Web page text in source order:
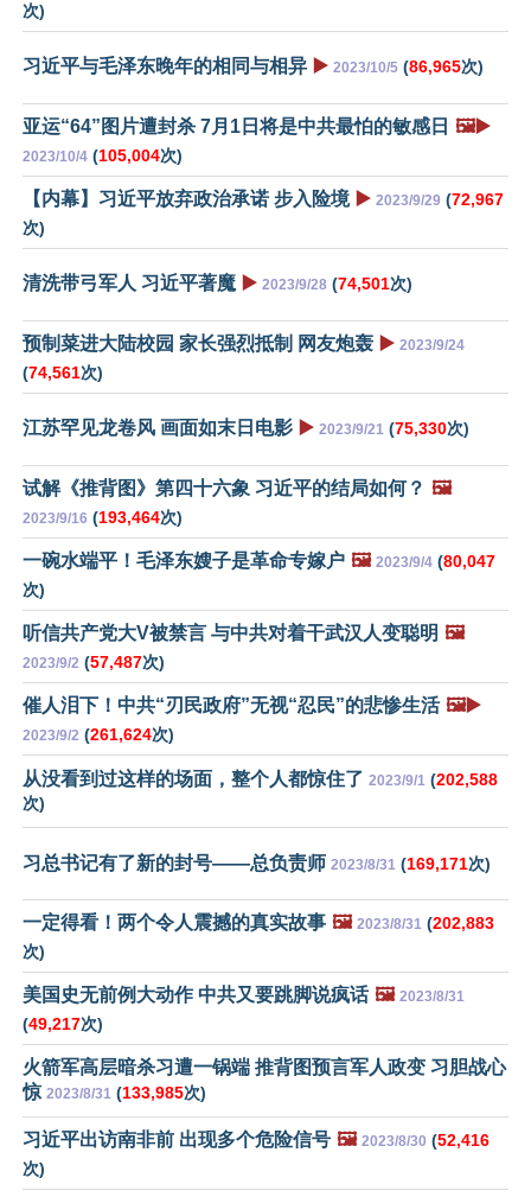
次)
习近平与毛泽东晚年的相同与相异 ▶️ 2023/10/5 (86,965次)
亚运“64”图片遭封杀 7月1日将是中共最怕的敏感日 🖼️▶️
2023/10/4 (105,004次)
【内幕】习近平放弃政治承诺 步入险境 ▶️ 2023/9/29 (72,967
次)
清洗带弓军人 习近平著魔 ▶️ 2023/9/28 (74,501次)
预制菜进大陆校园 家长强烈抵制 网友炮轰 ▶️ 2023/9/24
(74,561次)
江苏罕见龙卷风 画面如末日电影 ▶️ 2023/9/21 (75,330次)
试解《推背图》第四十六象 习近平的结局如何？ 🖼️
2023/9/16 (193,464次)
一碗水端平！毛泽东嫂子是革命专嫁户 🖼️ 2023/9/4 (80,047
次)
听信共产党大V被禁言 与中共对着干武汉人变聪明 🖼️
2023/9/2 (57,487次)
催人泪下！中共“刃民政府”无视“忍民”的悲惨生活 🖼️▶️
2023/9/2 (261,624次)
从没看到过这样的场面，整个人都惊住了 2023/9/1 (202,588
次)
习总书记有了新的封号——总负责师 2023/8/31 (169,171次)
一定得看！两个令人震撼的真实故事 🖼️ 2023/8/31 (202,883
次)
美国史无前例大动作 中共又要跳脚说疯话 🖼️ 2023/8/31
(49,217次)
火箭军高层暗杀习遭一锅端 推背图预言军人政变 习胆战心
惊 2023/8/31 (133,985次)
习近平出访南非前 出现多个危险信号 🖼️ 2023/8/30 (52,416
次)